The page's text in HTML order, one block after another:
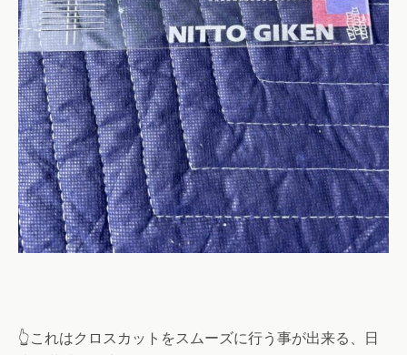
👆これはクロスカットをスムーズに行う事が出来る、日